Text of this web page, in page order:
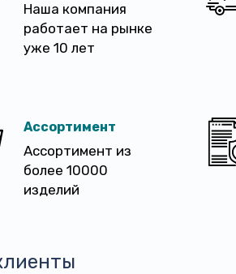
Наша компания
работает на рынке
уже 10 лет
Ассортимент
Ассортимент из
более 10000
изделий